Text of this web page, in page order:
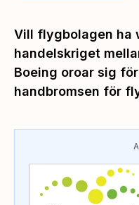
Vill flygbolagen ha
handelskriget
Boeing oroar sig
handbromsen för